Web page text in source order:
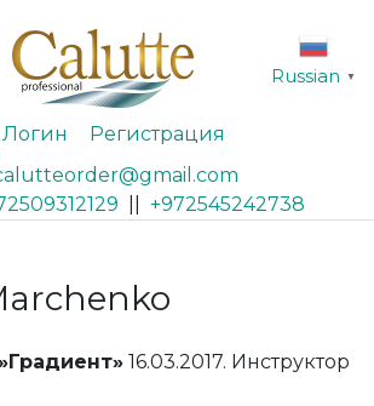
Логин
Регистрация
+972545242738
Russian ▼
16.03.2017. Инструктор